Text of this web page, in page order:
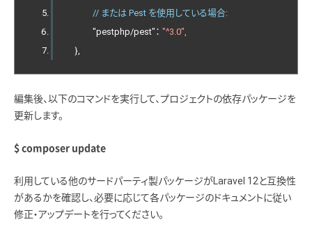
// または Pest を使用している場合:
"pestphp/pest"： "^3.0",
},
編集後、以下のコマンドを実行して、プロジェクトの依存パッケージを
更新します。
$ composer update
利用している他のサードパーティ製パッケージがLaravel 12と互換性
があるかを確認し、必要に応じて各パッケージのドキュメントに従い
修正・アップデートを行ってください。